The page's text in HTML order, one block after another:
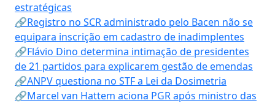
estratégicas
🔗Registro no SCR administrado pelo Bacen não se
equipara inscrição em cadastro de inadimplentes
🔗Flávio Dino determina intimação de presidentes
de 21 partidos para explicarem gestão de emendas
🔗ANPV questiona no STF a Lei da Dosimetria
🔗Marcel van Hattem aciona PGR após ministro das